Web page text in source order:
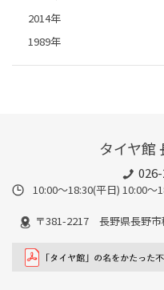
2014年
1989年
タイヤ館
10:00～18:30(平日) 10:00
〒381-2217 長野県長野市